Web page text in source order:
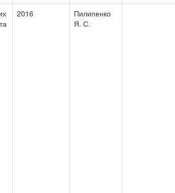
2016
Пилипенко
Я. С.